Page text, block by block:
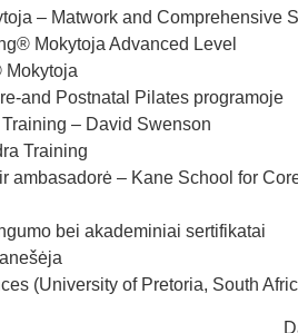
– Matwork and Comprehensive
Mokytoja Advanced Level
Mokytoja
and Postnatal Pilates programoje
– David Swenson
Training
ambasadorė – Kane School for
bei akademiniai sertifikatai
(University of Pretoria, South